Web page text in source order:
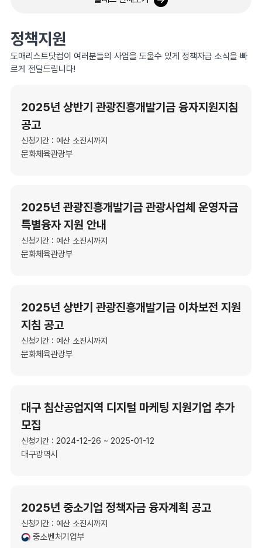
정책지원
도매리스트닷컴이 여러분들의 사업을 도울수 있게 정책자금 소식을 빠
르게 전달드립니다!
2025년 상반기 관광진흥개발기금 융자지원지침
공고
신청기간 : 예산 소진시까지
문화체육관광부
2025년 관광진흥개발기금 관광사업체 운영자금
특별융자 지원 안내
신청기간 : 예산 소진시까지
문화체육관광부
2025년 상반기 관광진흥개발기금 이차보전 지원
지침 공고
신청기간 : 예산 소진시까지
문화체육관광부
대구 침산공업지역 디지털 마케팅 지원기업 추가
모집
신청기간 : 2024-12-26 ~ 2025-01-12
대구광역시
2025년 중소기업 정책자금 융자계획 공고
신청기간 : 예산 소진시까지
중소벤처기업부